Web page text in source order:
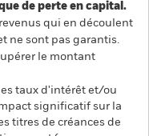
de perte en capital.
qui en découlent
ne sont pas garantis.
le montant
taux d'intérêt et/ou
significatif sur la
titres de créances de